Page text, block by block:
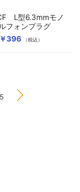
￥396 （税込）
L型6.3mmモノ
フォンプラグ